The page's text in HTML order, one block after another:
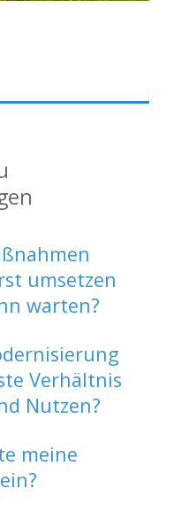
umsetzen
warten?
Verhältnis
Nutzen?
meine